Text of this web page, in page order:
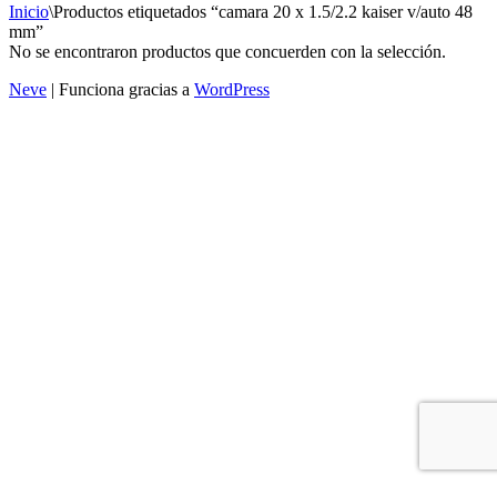
Inicio\Productos etiquetados “camara 20 x 1.5/2.2 kaiser v/auto 48
mm”
No se encontraron productos que concuerden con la selección.
Neve | Funciona gracias a WordPress